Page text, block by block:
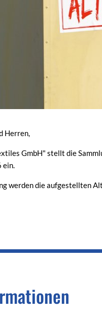
Herren,
GmbH" stellt die
ein.
werden die aufgestellten